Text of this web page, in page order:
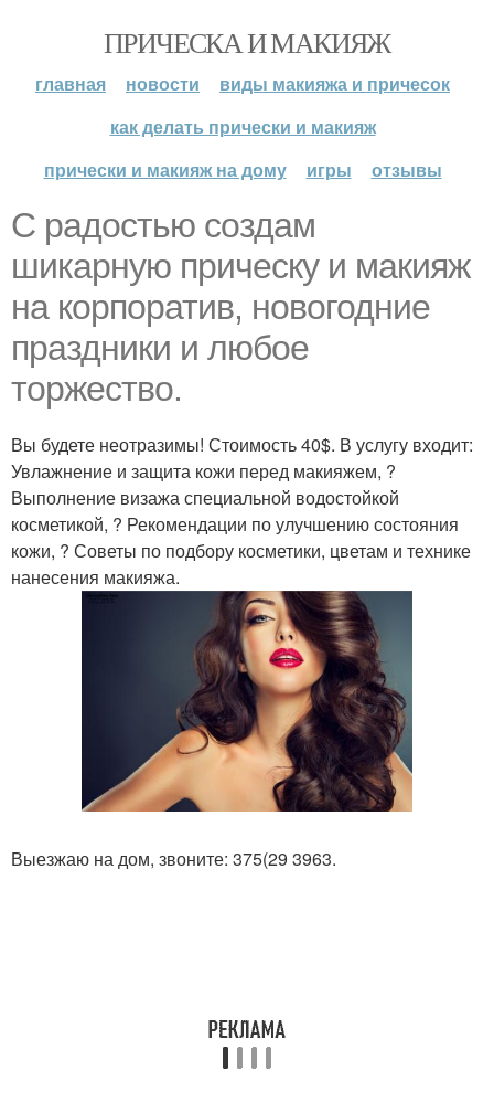
ПРИЧЕСКА И МАКИЯЖ
главная новости
виды макияжа и причесок
как делать прически и макияж
прически и макияж на дому
игры отзывы
С радостью создам
шикарную прическу и макияж
на корпоратив, новогодние
праздники и любое
торжество.
Вы будете неотразимы! Стоимость 40$. В услугу входит:
Увлажнение и защита кожи перед макияжем, ?
Выполнение визажа специальной водостойкой
косметикой, ? Рекомендации по улучшению состояния
кожи, ? Советы по подбору косметики, цветам и технике
нанесения макияжа.
Выезжаю на дом, звоните: 375(29 3963.